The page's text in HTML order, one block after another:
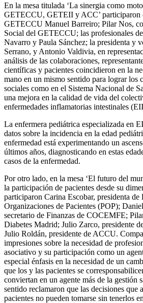
En la mesa titulada ‘La sinergia como
GETECCU, GETEII y ACC’ participaron
GETECCU Manuel Barreiro; Pilar Nos,
Social del GETECCU; las profesionales
Navarro y Paula Sánchez; la presidenta y
Serrano, y Antonio Valdivia, en
análisis de las colaboraciones,
científicas y pacientes coincidieron en la
mano en un mismo sentido para lograr los
sociales como en el Sistema Nacional de
una mejora en la calidad de vida del
enfermedades inflamatorias intestinales (
La enfermera pediátrica especializada en
datos sobre la incidencia en la edad
enfermedad está experimentando un
últimos años, diagnosticando en estas
casos de la enfermedad.
Por otro lado, en la mesa ‘El futuro del
la participación de pacientes desde su
participaron Carina Escobar, presidenta de
Organizaciones de Pacientes (POP);
secretario de Finanzas de COCEMFE;
Diabetes Madrid; Julio Zarco, presidente
Julio Roldán, presidente de ACCU.
impresiones sobre la necesidad de
asociativo y su participación como un
especial énfasis en la necesidad de un
que los y las pacientes se
conviertan en un agente más de la gestión
sentido reclamaron que las decisiones que
pacientes no pueden tomarse sin tenerlos